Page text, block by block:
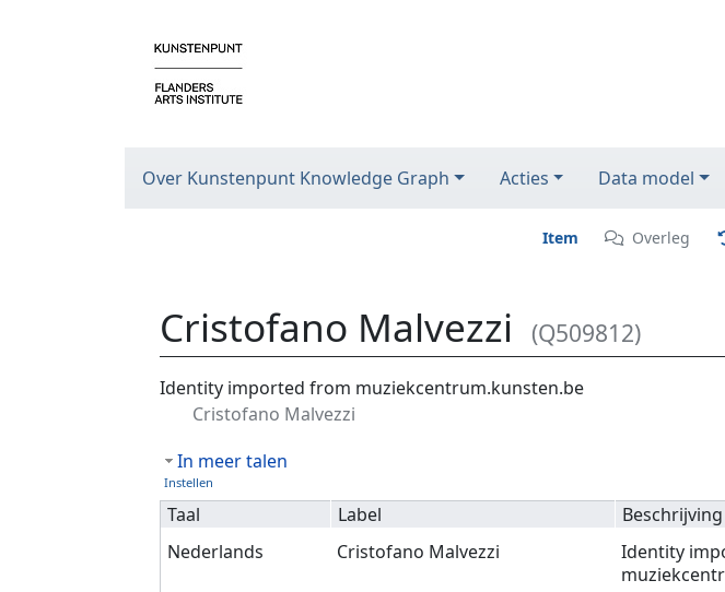
Over Kunstenpunt Knowledge Graph Acties Data model
Item Overleg
Cristofano Malvezzi (Q509812)
Ga naar: navigatie ,zoeken
Identity imported from muziekcentrum.kunsten.be
Cristofano Malvezzi
In meer talen
Instellen
Taal Label Beschrijving
Nederlands
Cristofano Malvezzi
Identity